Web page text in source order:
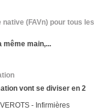
(FAVn) pour tous les
même main,...
vont se diviser en 2
- Infirmières